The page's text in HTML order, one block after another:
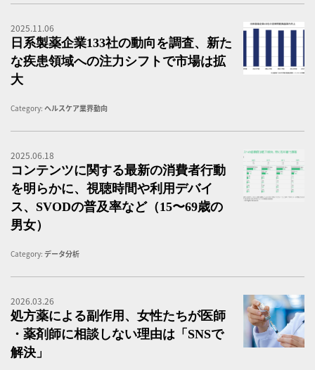
2025.11.06
日系製薬企業133社の動向を調査、新た
な疾患領域への注力シフトで市場は拡
大
Category: ヘルスケア業界動向
2025.06.18
コンテンツに関する最新の消費者行動
を明らかに、視聴時間や利用デバイ
ス、SVODの普及率など（15〜69歳の
男女）
Category: データ分析
2026.03.26
処方薬による副作用、女性たちが医師
・薬剤師に相談しない理由は「SNSで
解決」